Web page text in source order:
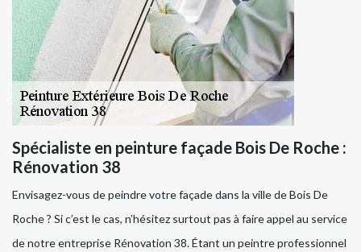
Spécialiste en peinture façade Bois De Roche :
Rénovation 38
Envisagez-vous de peindre votre façade dans la ville de Bois De
Roche ? Si c’est le cas, n’hésitez surtout pas à faire appel au service
de notre entreprise Rénovation 38. Étant un peintre professionnel